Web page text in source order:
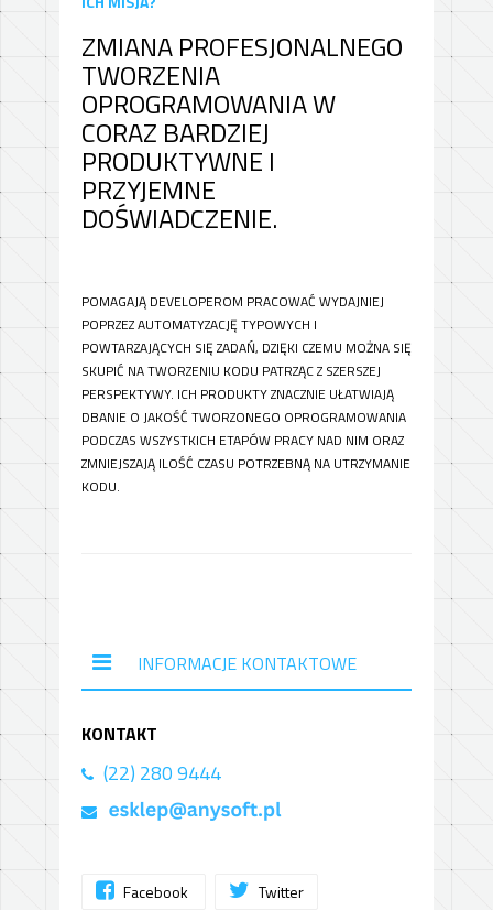
ZMIANA PROFESJONALNEGO
TWORZENIA
OPROGRAMOWANIA W
CORAZ BARDZIEJ
PRODUKTYWNE I
PRZYJEMNE
DOŚWIADCZENIE.
POMAGAJĄ DEVELOPEROM PRACOWAĆ WYDAJNIEJ
POPRZEZ AUTOMATYZACJĘ TYPOWYCH I
POWTARZAJĄCYCH SIĘ ZADAŃ, DZIĘKI CZEMU MOŻNA SIĘ
SKUPIĆ NA TWORZENIU KODU PATRZĄC Z SZERSZEJ
PERSPEKTYWY. ICH PRODUKTY ZNACZNIE UŁATWIAJĄ
DBANIE O JAKOŚĆ TWORZONEGO OPROGRAMOWANIA
PODCZAS WSZYSTKICH ETAPÓW PRACY NAD NIM ORAZ
ZMNIEJSZAJĄ ILOŚĆ CZASU POTRZEBNĄ NA UTRZYMANIE
KODU.
INFORMACJE KONTAKTOWE
KONTAKT
(22) 280 9444
Facebook Twitter